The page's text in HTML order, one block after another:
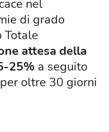
nel
di grado
Totale
attesa della
25% a seguito
oltre 30 giorni